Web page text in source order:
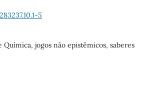
5
Química, jogos não epistêmicos, saberes